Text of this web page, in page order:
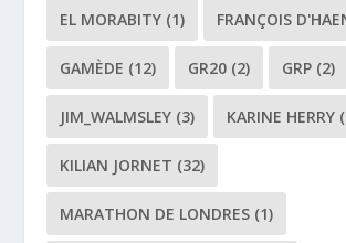
EL MORABITY (1) FRANÇOIS
GAMÈDE (12) GR20 (2) GRP (2)
JIM_WALMSLEY (3) KARINE HERRY
KILIAN JORNET (32)
MARATHON DE LONDRES (1)